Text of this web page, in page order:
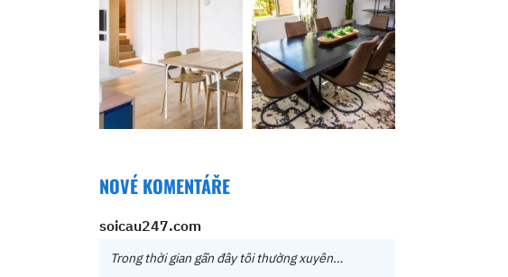
NOVÉ KOMENTÁŘE
soicau247.com
Trong thời gian gần đây tôi thường xuyên…